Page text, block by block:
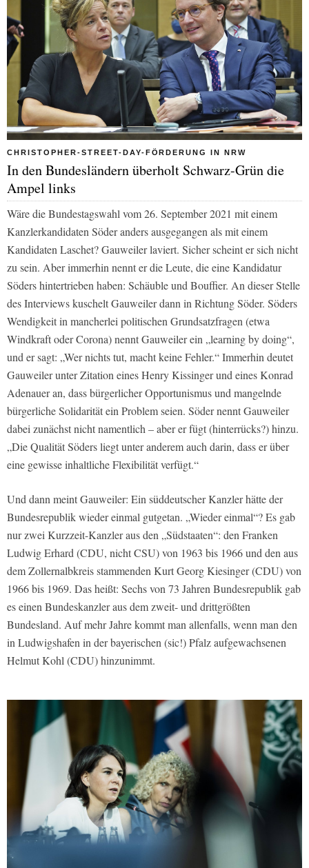
CHRISTOPHER-STREET-DAY-FÖRDERUNG IN NRW
In den Bundesländern überholt Schwarz-Grün die
Ampel links
Wäre die Bundestagswahl vom 26. September 2021 mit einem
Kanzlerkandidaten Söder anders ausgegangen als mit einem
Kandidaten Laschet? Gauweiler laviert. Sicher scheint er sich nicht
zu sein. Aber immerhin nennt er die Leute, die eine Kandidatur
Söders hintertrieben haben: Schäuble und Bouffier. An dieser Stelle
des Interviews kuschelt Gauweiler dann in Richtung Söder. Söders
Wendigkeit in mancherlei politischen Grundsatzfragen (etwa
Windkraft oder Corona) nennt Gauweiler ein „learning by doing“,
und er sagt: „Wer nichts tut, macht keine Fehler.“ Immerhin deutet
Gauweiler unter Zitation eines Henry Kissinger und eines Konrad
Adenauer an, dass bürgerlicher Opportunismus und mangelnde
bürgerliche Solidarität ein Problem seien. Söder nennt Gauweiler
dabei zunächst nicht namentlich – aber er fügt (hinterrücks?) hinzu.
„Die Qualität Söders liegt unter anderem auch darin, dass er über
eine gewisse inhaltliche Flexibilität verfügt.“
Und dann meint Gauweiler: Ein süddeutscher Kanzler hätte der
Bundesrepublik wieder einmal gutgetan. „Wieder einmal“? Es gab
nur zwei Kurzzeit-Kanzler aus den „Südstaaten“: den Franken
Ludwig Erhard (CDU, nicht CSU) von 1963 bis 1966 und den aus
dem Zollernalbkreis stammenden Kurt Georg Kiesinger (CDU) von
1966 bis 1969. Das heißt: Sechs von 73 Jahren Bundesrepublik gab
es einen Bundeskanzler aus dem zweit- und drittgrößten
Bundesland. Auf mehr Jahre kommt man allenfalls, wenn man den
in Ludwigshafen in der bayerischen (sic!) Pfalz aufgewachsenen
Helmut Kohl (CDU) hinzunimmt.